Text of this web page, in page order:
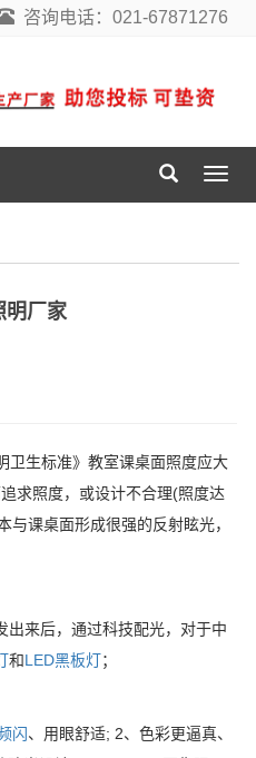
咨询电话：021-67871276
导
航
明厂家
卫生标准》教室课桌面照度应大
求照度，或设计不合理(照度达
课桌面形成很强的反射眩光，
出来后，通过科技配光，对于中
和LED黑板灯；
闪、用眼舒适; 2、色彩更逼真、